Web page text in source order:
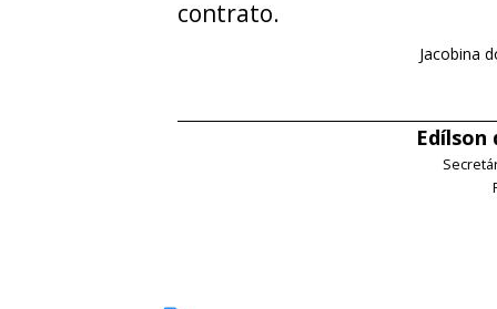
contrato.
Jacobina
Edílson